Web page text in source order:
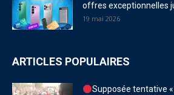
offres exceptionnelles
19 mai 2026
ARTICLES POPULAIRES
Supposée tentative